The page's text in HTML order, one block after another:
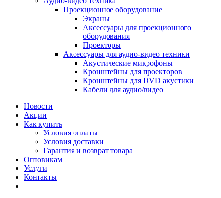
Проекционное оборудование
Экраны
Аксессуары для проекционного
оборудования
Проекторы
Аксессуары для аудио-видео техники
Акустические микрофоны
Кронштейны для проекторов
Кронштейны для DVD акустики
Кабели для аудио/видео
Новости
Акции
Как купить
Условия оплаты
Условия доставки
Гарантия и возврат товара
Оптовикам
Услуги
Контакты